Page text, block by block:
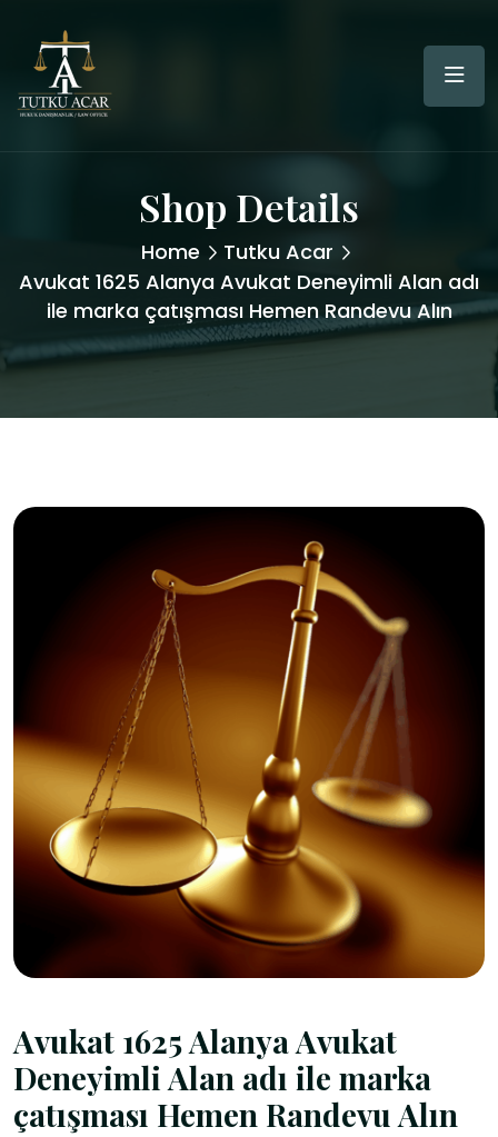
Shop Details
Home
Tutku Acar
Avukat 1625 Alanya Avukat Deneyimli Alan adı
ile marka çatışması Hemen Randevu Alın
Avukat 1625 Alanya Avukat
Deneyimli Alan adı ile marka
çatışması Hemen Randevu Alın